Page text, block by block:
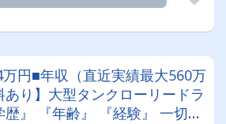
円■年収（直近実績最大560万
り】大型タンクローリードラ
』 『年齢』 『経験』 一切不